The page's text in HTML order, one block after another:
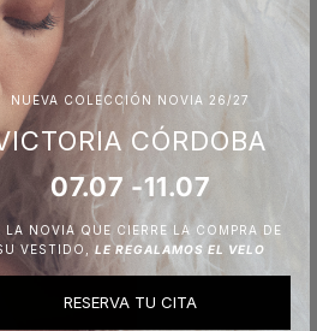
NUEVA COLECCIÓN NOVIA 26/27
CÓRDOBA
07.07 -11.07
LA NOVIA QUE CIERRE LA COMPRA DE
VESTIDO, LE REGALAMOS EL VELO
RESERVA TU CITA